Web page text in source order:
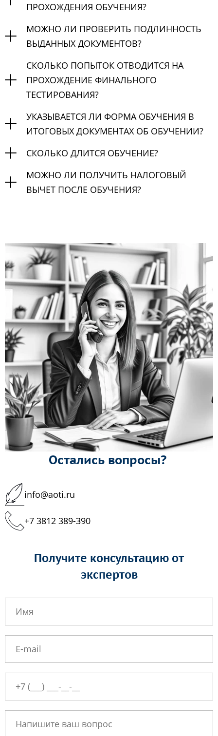
ПРОХОЖДЕНИЯ ОБУЧЕНИЯ?
МОЖНО ЛИ ПРОВЕРИТЬ ПОДЛИННОСТЬ
ВЫДАННЫХ ДОКУМЕНТОВ?
СКОЛЬКО ПОПЫТОК ОТВОДИТСЯ НА
ПРОХОЖДЕНИЕ ФИНАЛЬНОГО
ТЕСТИРОВАНИЯ?
УКАЗЫВАЕТСЯ ЛИ ФОРМА ОБУЧЕНИЯ В
ИТОГОВЫХ ДОКУМЕНТАХ ОБ ОБУЧЕНИИ?
СКОЛЬКО ДЛИТСЯ ОБУЧЕНИЕ?
МОЖНО ЛИ ПОЛУЧИТЬ НАЛОГОВЫЙ
ВЫЧЕТ ПОСЛЕ ОБУЧЕНИЯ?
Остались вопросы?
info@aoti.ru
+7 3812 389-390
Получите консультацию от
экспертов